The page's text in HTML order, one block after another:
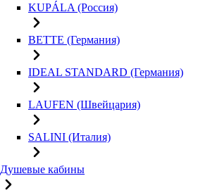
KUPÁLA (Россия)
BETTE (Германия)
IDEAL STANDARD (Германия)
LAUFEN (Швейцария)
SALINI (Италия)
Душевые кабины